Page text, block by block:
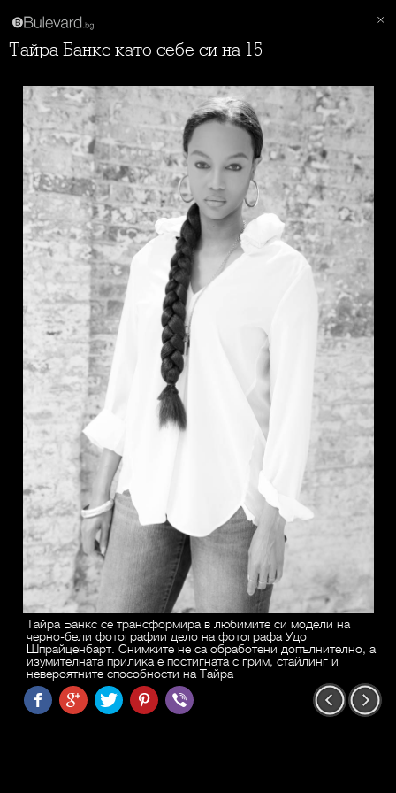
Тайра Банкс като себе си на 15
Тайра Банкс се трансформира в любимите си модели на
черно-бели фотографии дело на фотографа Удо
Шпрайценбарт. Снимките не са обработени допълнително, а
изумителната прилика е постигната с грим, стайлинг и
невероятните способности на Тайра